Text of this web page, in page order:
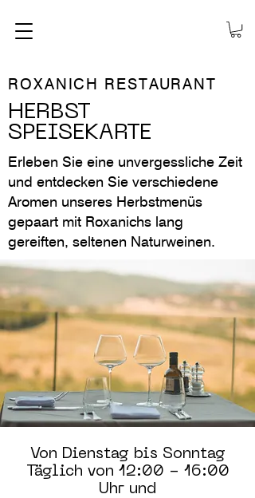
ROXANICH RESTAURANT
HERBST
SPEISEKARTE
Erleben Sie eine unvergessliche Zeit
und entdecken Sie verschiedene
Aromen unseres Herbstmenüs
gepaart mit Roxanichs lang
gereiften, seltenen Naturweinen.
Von Dienstag bis Sonntag
Täglich von 12:00 - 16:00
Uhr und